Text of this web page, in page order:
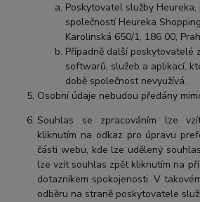
Poskytovatel služby Heureka,
společností Heureka
Karolinská 650/1, 186 00,
Případně další poskytovatelé
softwarů, služeb a aplikací,
době společnost nevyužívá.
Osobní údaje nebudou předány
Souhlas se zpracováním lze
kliknutím na odkaz pro úpravu
části webu, kde lze udělený
lze vzít souhlas zpět kliknutím na
dotazníkem spokojenosti. V
odběru na straně poskytovatele